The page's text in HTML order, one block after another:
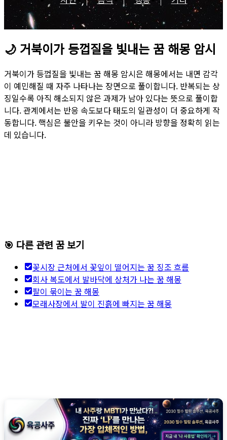
🌙 거북이가 등껍질을 빛내는 꿈 해몽 암시
거북이가 등껍질을 빛내는 꿈 해몽 암시은 해몽에서는 내면 감각
이 예민해질 때 자주 나타나는 장면으로 풀이합니다. 반복되는 상
징일수록 아직 해소되지 않은 과제가 남아 있다는 뜻으로 풀이합
니다. 관계에서는 반응 속도보다 태도의 일관성이 더 중요하게 작
동합니다. 핵심은 불안을 키우는 것이 아니라 방향을 정확히 읽는
데 있습니다.
🎯 다른 관련 꿈 보기
꽃시장 근처에서 꽃잎이 떨어지는 꿈 징조 흐름
회사 복도에서 발바닥에 상처가 나는 꿈 해몽
팔이 묶이는 꿈 해몽
모래사장에서 발이 진흙에 빠지는 꿈 해몽